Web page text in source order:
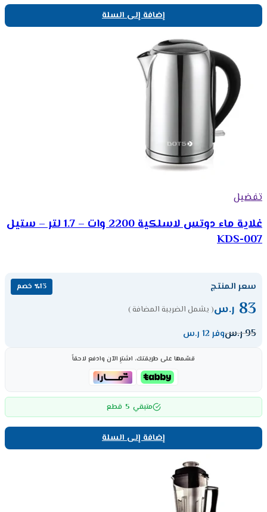
إضافة إلى السلة
تفضيل
غلاية ماء دوتس لاسلكية 2200 وات – 1.7 لتر – ستيل
KDS-007
سعر المنتج ٪13 خصم
83 ر.س( يشمل الضريبة المضافة )
95ر.سوفر 12 ر.س
قسّمها على طريقتك، اشترِ الآن وادفع لاحقاً
متبقي 5 قطع
إضافة إلى السلة